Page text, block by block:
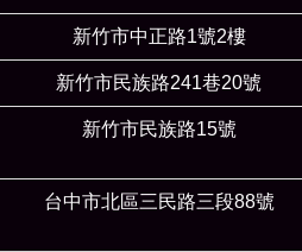
新竹市中正路1號2樓
新竹市民族路241巷20號
新竹市民族路15號
台中市北區三民路三段88號